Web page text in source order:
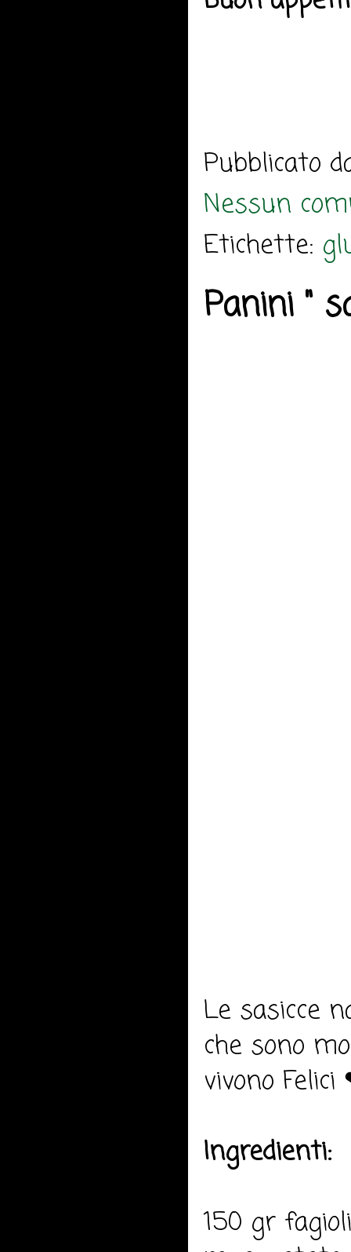
Pubblicato
Nessun
Etichette:
Panini "
Le sasicce
che sono
vivono
Ingredienti:
150 gr